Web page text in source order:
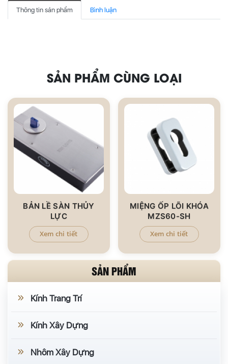
Thông tin sản phẩm Bình luận
SẢN PHẨM CÙNG LOẠI
BẢN LỀ SÀN THỦY
LỰC
Xem chi tiết
MIỆNG ỐP LÕI KHÓA
MZS60-SH
Xem chi tiết
SẢN PHẨM
Kính Trang Trí
Kính Xây Dựng
Nhôm Xây Dựng